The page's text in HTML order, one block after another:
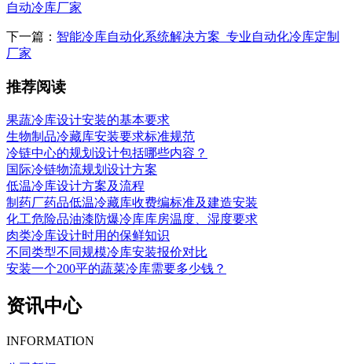
自动冷库厂家
下一篇： 智能冷库自动化系统解决方案_专业自动化冷库定制
厂家
推荐阅读
果蔬冷库设计安装的基本要求
生物制品冷藏库安装要求标准规范
冷链中心的规划设计包括哪些内容？
国际冷链物流规划设计方案
低温冷库设计方案及流程
制药厂药品低温冷藏库收费编标准及建造安装
化工危险品油漆防爆冷库库房温度、湿度要求
肉类冷库设计时用的保鲜知识
不同类型不同规模冷库安装报价对比
安装一个200平的蔬菜冷库需要多少钱？
资讯中心
INFORMATION